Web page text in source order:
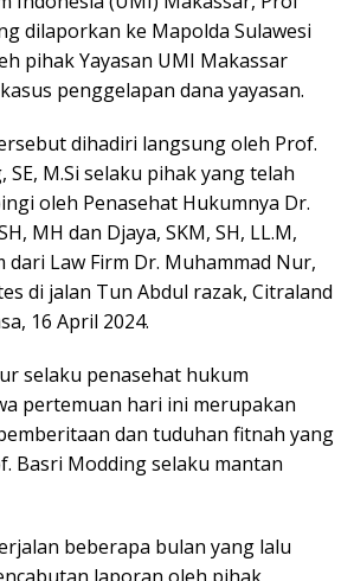
dilaporkan ke Mapolda Sulawesi
pihak Yayasan UMI Makassar
penggelapan dana yayasan.
dihadiri langsung oleh Prof.
SE, M.Si selaku pihak yang telah
oleh Penasehat Hukumnya Dr.
MH dan Djaya, SKM, SH, LL.M,
dari Law Firm Dr. Muhammad Nur,
di jalan Tun Abdul razak, Citraland
16 April 2024.
selaku penasehat hukum
pertemuan hari ini merupakan
dan tuduhan fitnah yang
Basri Modding selaku mantan
beberapa bulan yang lalu
laporan oleh pihak